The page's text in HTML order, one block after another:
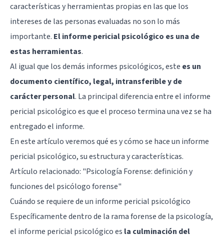
características y herramientas propias en las que los
intereses de las personas evaluadas no son lo más
importante. El informe pericial psicológico es una de
estas herramientas.
Al igual que los demás informes psicológicos, este es un
documento científico, legal, intransferible y de
carácter personal. La principal diferencia entre el informe
pericial psicológico es que el proceso termina una vez se ha
entregado el informe.
En este artículo veremos qué es y cómo se hace un informe
pericial psicológico, su estructura y características.
Artículo relacionado: "Psicología Forense: definición y
funciones del psicólogo forense"
Cuándo se requiere de un informe pericial psicológico
Específicamente dentro de la rama forense de la psicología,
el informe pericial psicológico es la culminación del